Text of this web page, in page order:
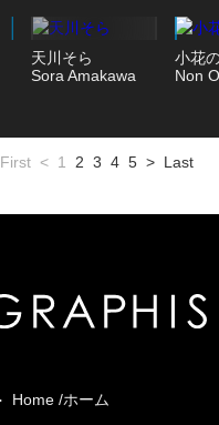
天川そら
Sora Amakawa
小花
Non
First < 1 2 3 4 5 > Last
Home /ホーム